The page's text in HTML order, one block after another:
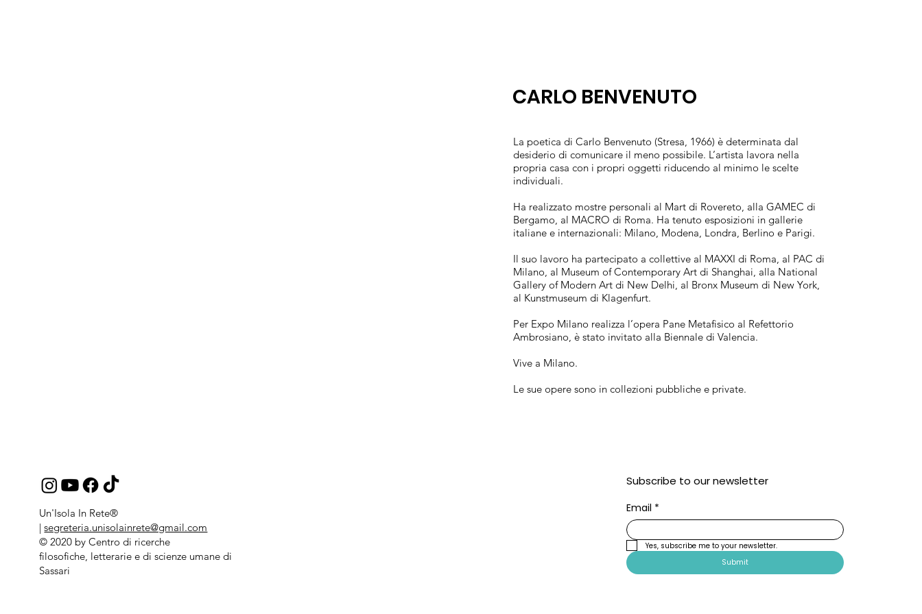
CARLO BENVENUTO
La poetica di Carlo Benvenuto (Stresa, 1966) è determinata dal
desiderio di comunicare il meno possibile. L’artista lavora nella
propria casa con i propri oggetti riducendo al minimo le scelte
individuali.
Ha realizzato mostre personali al Mart di Rovereto, alla GAMEC di
Bergamo, al MACRO di Roma. Ha tenuto esposizioni in gallerie
italiane e internazionali: Milano, Modena, Londra, Berlino e Parigi.
Il suo lavoro ha partecipato a collettive al MAXXI di Roma, al PAC di
Milano, al Museum of Contemporary Art di Shanghai, alla National
Gallery of Modern Art di New Delhi, al Bronx Museum di New York,
al Kunstmuseum di Klagenfurt.
Per Expo Milano realizza l’opera Pane Metafisico al Refettorio
Ambrosiano, è stato invitato alla Biennale di Valencia.
Vive a Milano.
Le sue opere sono in collezioni pubbliche e private.
Un'Isola In Rete®
|segreteria.unisolainrete@gmail.com
© 2020 by Centro di ricerche
filosofiche, letterarie e di scienze umane di
Sassari
Subscribe to our newsletter
Email *
Yes, subscribe me to your newsletter.
Submit